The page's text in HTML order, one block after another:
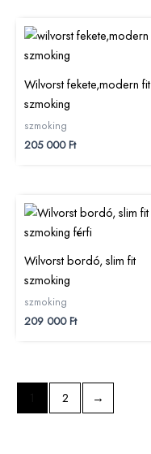
Wilvorst fekete,modern fit
szmoking
szmoking
205 000Ft
Wilvorst bordó, slim fit
szmoking
szmoking
209 000Ft
2 →